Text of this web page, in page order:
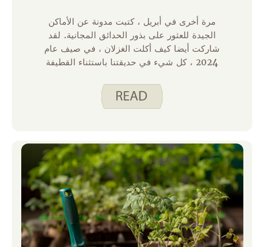
مرة أخرى في أبريل ، كتبت مدونة عن الأماكن
الجيدة للعثور على بذور الحدائق المجانية. لقد
شاركت أيضا كيف أكلت الغزلان ، في صيف عام
2024 ، كل شيء في حديقتنا باستثناء القطيفة
حديقتنا ونشعر بالنجاح. استخدمنا رذاذ طارد
للغزلان حول الجزء الخارجي من حديقتنا ، ووضعنا